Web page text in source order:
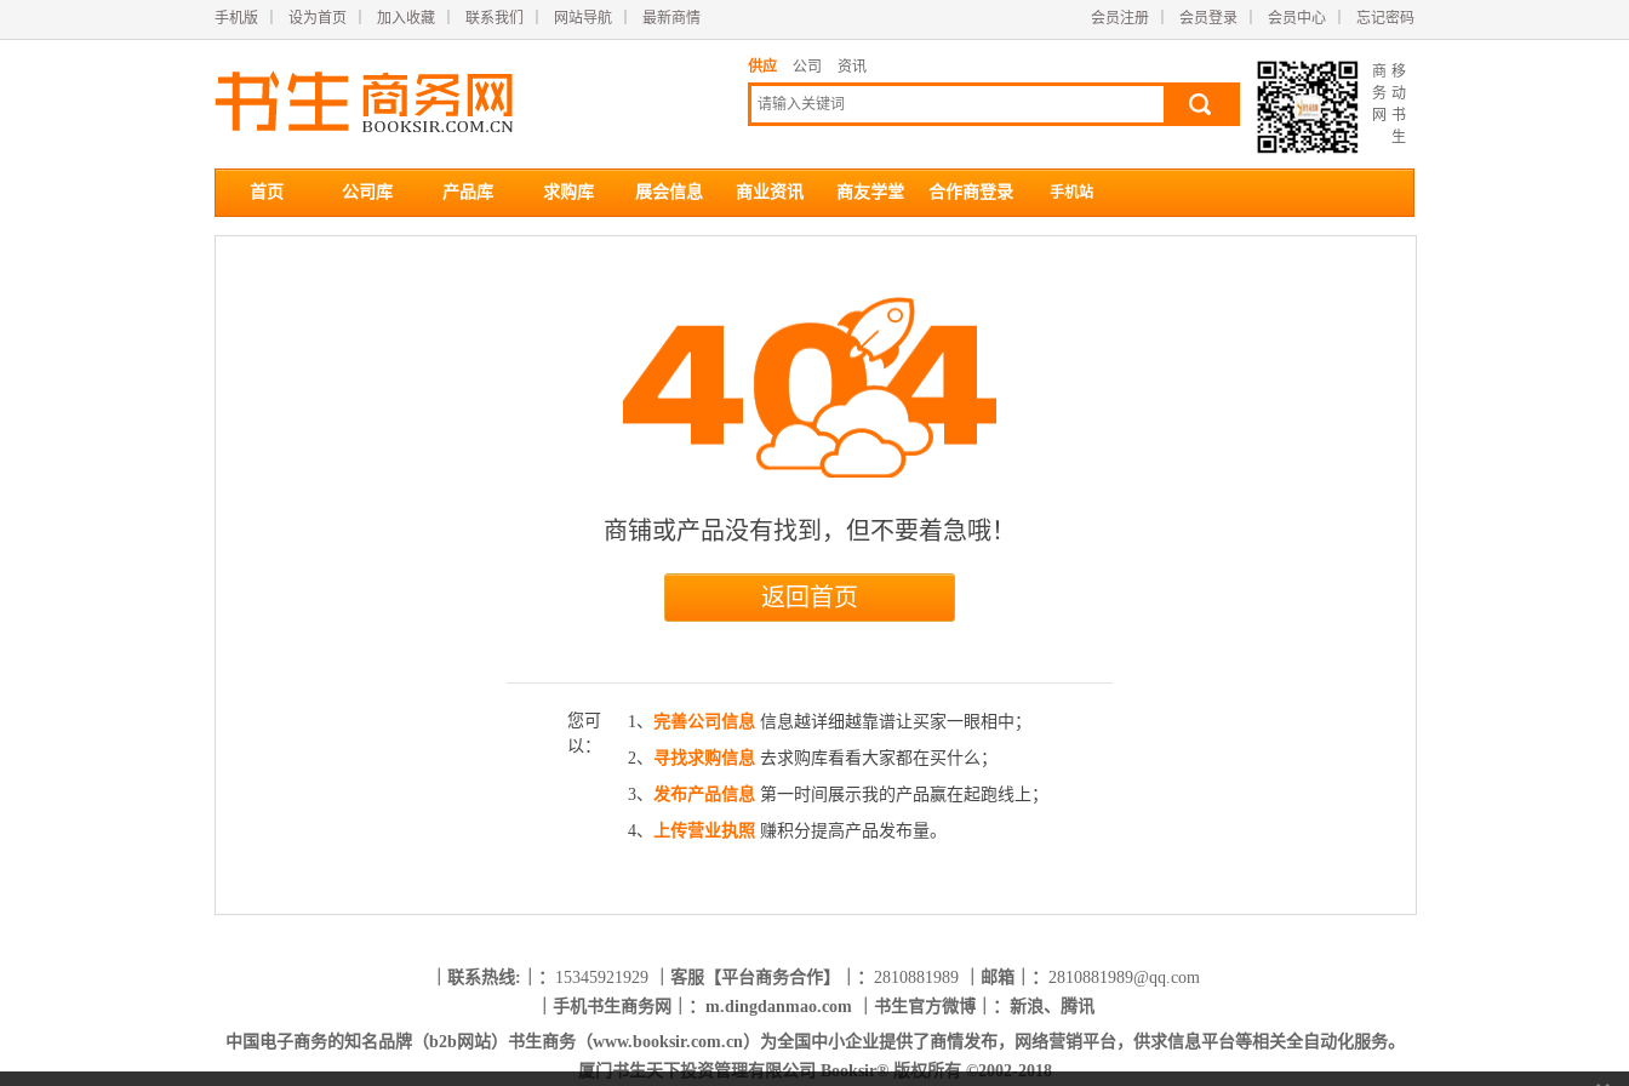
手机版 设为首页 加入收藏 联系我们 网站导航 最新商情 会员注册 会员登录 会员中心 忘记密码
供应 公司 资讯
商
务
网
移
动
书
生
首页 公司库 产品库 求购库 展会信息 商业资讯 商友学堂 合作商登录 手机站
商铺或产品没有找到，但不要着急哦！
您可
以：
1、 完善公司信息 信息越详细越靠谱让买家一眼相中；
2、 寻找求购信息 去求购库看看大家都在买什么；
3、 发布产品信息 第一时间展示我的产品赢在起跑线上；
4、 上传营业执照 赚积分提高产品发布量。
｜联系热线:｜： 15345921929 ｜客服【平台商务合作】｜： 2810881989 ｜邮箱｜： 2810881989@qq.com
｜手机书生商务网｜： m.dingdanmao.com ｜书生官方微博｜： 新浪、 腾讯
中国电子商务的知名品牌（b2b网站）书生商务（www.booksir.com.cn）为全国中小企业提供了商情发布，网络营销平台，供求信息平台等相关全自动化服务。
厦门书生天下投资管理有限公司 Booksir® 版权所有 ©2002-2018